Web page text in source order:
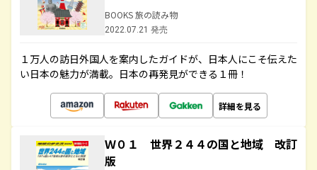
BOOKS 旅の読み物
2022.07.21 発売
１万人の訪日外国人を案内したガイドが、日本人にこそ伝えた
い日本の魅力が満載。日本の再発見ができる１冊！
詳細を見る
Ｗ０１ 世界２４４の国と地域 改訂
版